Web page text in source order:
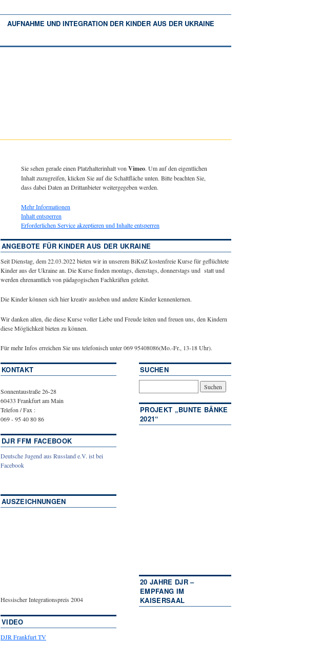
AUFNAHME UND INTEGRATION DER KINDER AUS DER UKRAINE
Sie sehen gerade einen Platzhalterinhalt von Vimeo. Um auf den eigentlichen
Inhalt zuzugreifen, klicken Sie auf die Schaltfläche unten. Bitte beachten Sie,
dass dabei Daten an Drittanbieter weitergegeben werden.
Mehr Informationen
Inhalt entsperren
Erforderlichen Service akzeptieren und Inhalte entsperren
ANGEBOTE FÜR KINDER AUS DER UKRAINE
Seit Dienstag, dem 22.03.2022 bieten wir in unserem BiKuZ kostenfreie Kurse für geflüchtete
Kinder aus der Ukraine an. Die Kurse finden montags, dienstags, donnerstags und statt und
werden ehrenamtlich von pädagogischen Fachkräften geleitet.
Die Kinder können sich hier kreativ ausleben und andere Kinder kennenlernen.
Wir danken allen, die diese Kurse voller Liebe und Freude leiten und freuen uns, den Kindern
diese Möglichkeit bieten zu können.
Für mehr Infos erreichen Sie uns telefonisch unter 069 95408086(Mo.-Fr., 13-18 Uhr).
KONTAKT
Sonnentaustraße 26-28
60433 Frankfurt am Main
Telefon / Fax :
069 - 95 40 80 86
DJR FFM FACEBOOK
Deutsche Jugend aus Russland e.V. ist bei
Facebook
AUSZEICHNUNGEN
Hessischer Integrationspreis 2004
VIDEO
DJR Frankfurt TV
SUCHEN
PROJEKT „BUNTE BÄNKE
2021“
20 JAHRE DJR –
EMPFANG IM
KAISERSAAL